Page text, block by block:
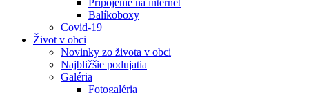
Pripojenie na internet
Balíkoboxy
Covid-19
Život v obci
Novinky zo života v obci
Najbližšie podujatia
Galéria
Fotogaléria